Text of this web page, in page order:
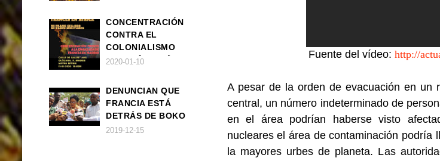
Fuente del vídeo: http://
A pesar de la orden de evacuación en un
central, un número indeterminado de
en el área podrían haberse visto
nucleares el área de contaminación podría
la mayores urbes de planeta. Las
CONCENTRACIÓN
CONTRA EL
COLONIALISMO
FRANCÉS EN ÁFRICA
2020-01-10
DENUNCIAN QUE
FRANCIA ESTÁ
DETRÁS DE BOKO
HARAM
2019-12-15